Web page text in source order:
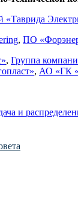
«Таврида
, ПО
, Группа
, АО «ГК